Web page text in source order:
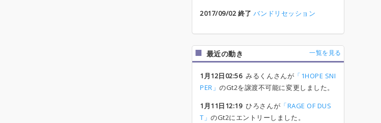
2017/09/02 終了 バンドリセッション
最近の動き 一覧を見る
1月12日02:56みるくんさんが 「1HOPE SNI
PER」のGt2を譲渡不可能に変更しました。
1月11日12:19ひろさんが 「RAGE OF DUS
T」のGt2にエントリーしました。